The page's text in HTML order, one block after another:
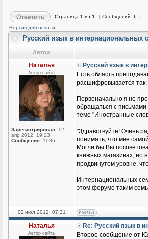
Страница 1 из 1
[ Сообщений: 6 ]
Версия для печати
Русский язык в интернациональных
Автор
Наталья
Автор сайта
Зарегистрирован: 12
апр 2012, 19:23
Сообщения: 1086
Русский язык в
Есть область
расшифровывается так:
Первоначально я не
обращаться с
теме "Иностранные
"Здравствуйте! Очень
понимать, что мне
Могли бы Вы
книжных магазинах, но
продвинутом уровне,
Интернациональных
этом форуме таким
02 июл 2012, 07:31
Наталья
Автор сайта
Re: Русский язык в
Второе сообщение от